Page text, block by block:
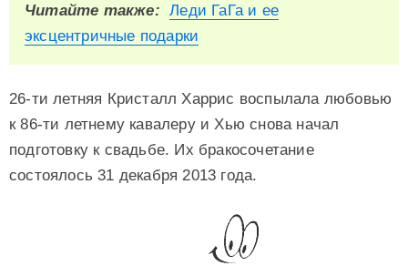
Читайте также: Леди ГаГа и ее
эксцентричные подарки
26-ти летняя Кристалл Харрис воспылала любовью
к 86-ти летнему кавалеру и Хью снова начал
подготовку к свадьбе. Их бракосочетание
состоялось 31 декабря 2013 года.